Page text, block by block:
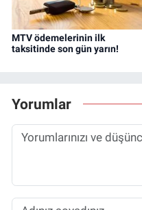
MTV ödemelerinin ilk
taksitinde son gün yarın!
Yorumlar